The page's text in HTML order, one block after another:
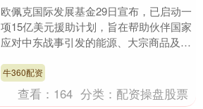
欧佩克国际发展基金29日宣布，已启动一
项15亿美元援助计划，旨在帮助伙伴国家
应对中东战事引发的能源、大宗商品及贸
展基金说，这....
牛360配资
查看： 164 分类： 配资操盘股票